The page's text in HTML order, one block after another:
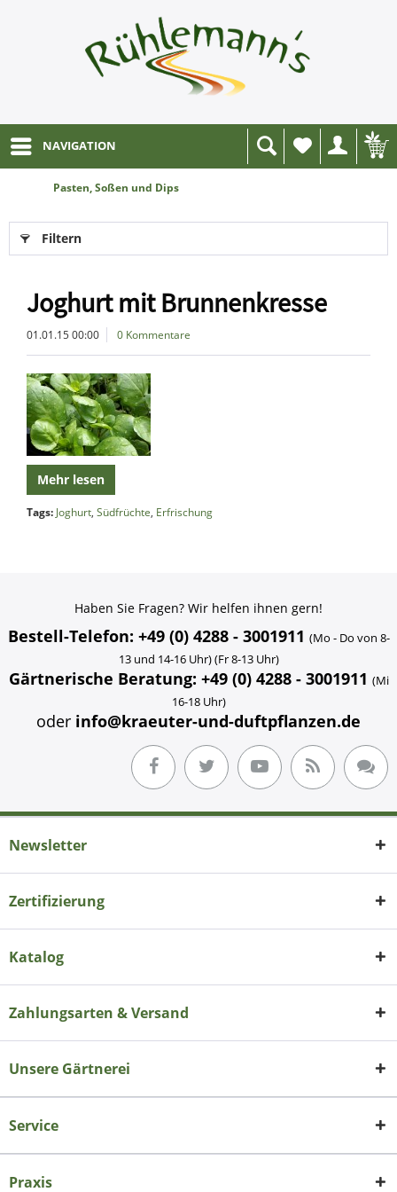
NAVIGATION
Wunschliste
Pasten, Soßen und Dips
Filtern
Joghurt mit Brunnenkresse
01.01.15 00:00 0 Kommentare
Mehr lesen
Tags: Joghurt, Südfrüchte, Erfrischung
Haben Sie Fragen? Wir helfen ihnen gern!
Bestell-Telefon: +49 (0) 4288 - 3001911 (Mo - Do von 8-
13 und 14-16 Uhr) (Fr 8-13 Uhr)
Gärtnerische Beratung: +49 (0) 4288 - 3001911 (Mi
16-18 Uhr)
oder info@kraeuter-und-duftpflanzen.de
Newsletter
Zertifizierung
Katalog
Zahlungsarten & Versand
Unsere Gärtnerei
Service
Praxis